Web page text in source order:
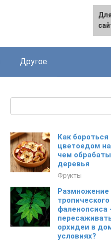
Другое
Как бороться
цветоедом
чем
деревья
Фрукты
Размножение
тропического
фаленопсиса
орхидеи в
условиях?